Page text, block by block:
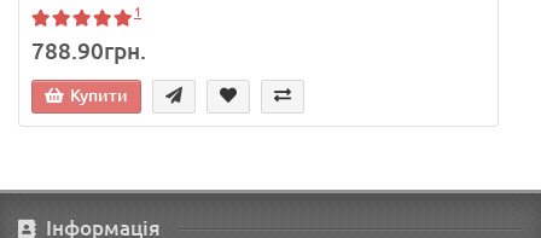
1
788.90грн.
Купити
Інформація